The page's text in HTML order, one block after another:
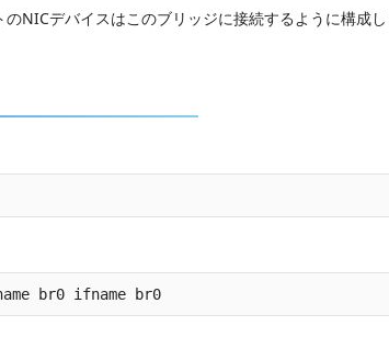
NICデバイスはこのブリッジに接続するように構成し
br0 ifname br0